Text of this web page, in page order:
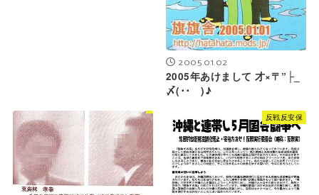
2005.01.02
2005年あけまして 才×〒”├_
〆(･･ )♪
反戦反安保